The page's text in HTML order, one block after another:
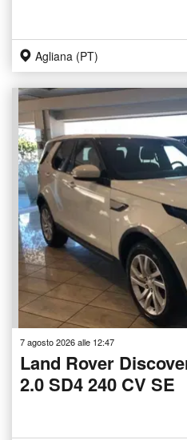
Agliana (PT)
7 agosto 2026 alle 12:47
Land Rover
2.0 SD4 240 CV SE